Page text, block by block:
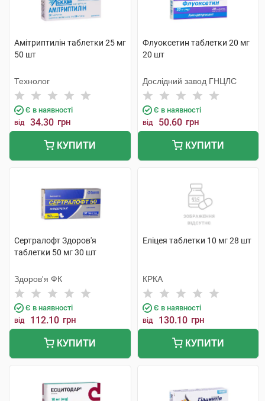
Амітриптилін таблетки 25 мг
50 шт
Технолог
Є в наявності
від 34.30 грн
КУПИТИ
Флуоксетин таблетки 20 мг
20 шт
Дослідний завод ГНЦЛС
Є в наявності
від 50.60 грн
КУПИТИ
Сертралофт Здоров'я
таблетки 50 мг 30 шт
Здоров'я ФК
Є в наявності
від 112.10 грн
КУПИТИ
Еліцея таблетки 10 мг 28 шт
КРКА
Є в наявності
від 130.10 грн
КУПИТИ